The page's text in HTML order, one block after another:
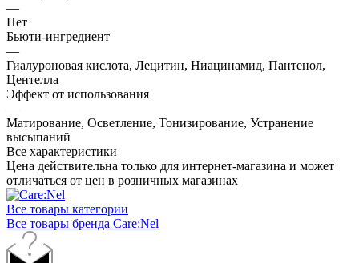
—
Нет
Бьюти-ингредиент
—
Гиалуроновая кислота, Лецитин, Ниацинамид, Пантенол,
Центелла
Эффект от использования
—
Матирование, Осветление, Тонизирование, Устранение
высыпаний
Все характеристики
Цена действительна только для интернет-магазина и может
отличаться от цен в розничных магазинах
Все товары категории
Все товары бренда Care:Nel